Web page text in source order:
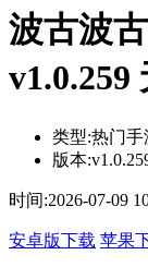
波古波
v1.0.259
类型:热门手
版本:
时间:2026-07-09
安卓版下载 苹果